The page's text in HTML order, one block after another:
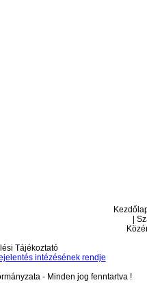
|
Tájékoztató
intézésének rendje
- Minden jog fenntartva !